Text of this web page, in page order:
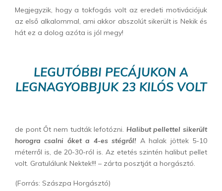
Megjegyzik, hogy a tokfogás volt az eredeti motivációjuk
az első alkalommal, ami akkor abszolút sikerült is Nekik és
hát ez a dolog azóta is jól megy!
LEGUTÓBBI PECÁJUKON A
LEGNAGYOBBJUK 23 KILÓS VOLT
de pont Őt nem tudták lefotózni. Halibut pellettel sikerült
horogra csalni őket a 4-es stégről! A halak jöttek 5-10
méterről is, de 20-30-ról is. Az etetés szintén halibut pellet
volt. Gratulálunk Nektek!!! – zárta posztját a horgásztó.
(Forrás: Szászpa Horgásztó)